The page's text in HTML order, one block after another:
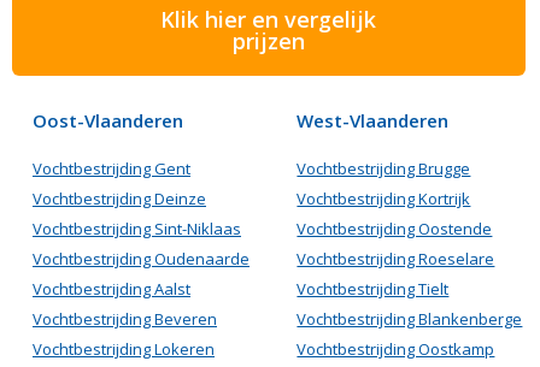
Klik hier en vergelijk
prijzen
Oost-Vlaanderen
Vochtbestrijding Gent
Vochtbestrijding Deinze
Vochtbestrijding Sint-Niklaas
Vochtbestrijding Oudenaarde
Vochtbestrijding Aalst
Vochtbestrijding Beveren
Vochtbestrijding Lokeren
West-Vlaanderen
Vochtbestrijding Brugge
Vochtbestrijding Kortrijk
Vochtbestrijding Oostende
Vochtbestrijding Roeselare
Vochtbestrijding Tielt
Vochtbestrijding Blankenberge
Vochtbestrijding Oostkamp